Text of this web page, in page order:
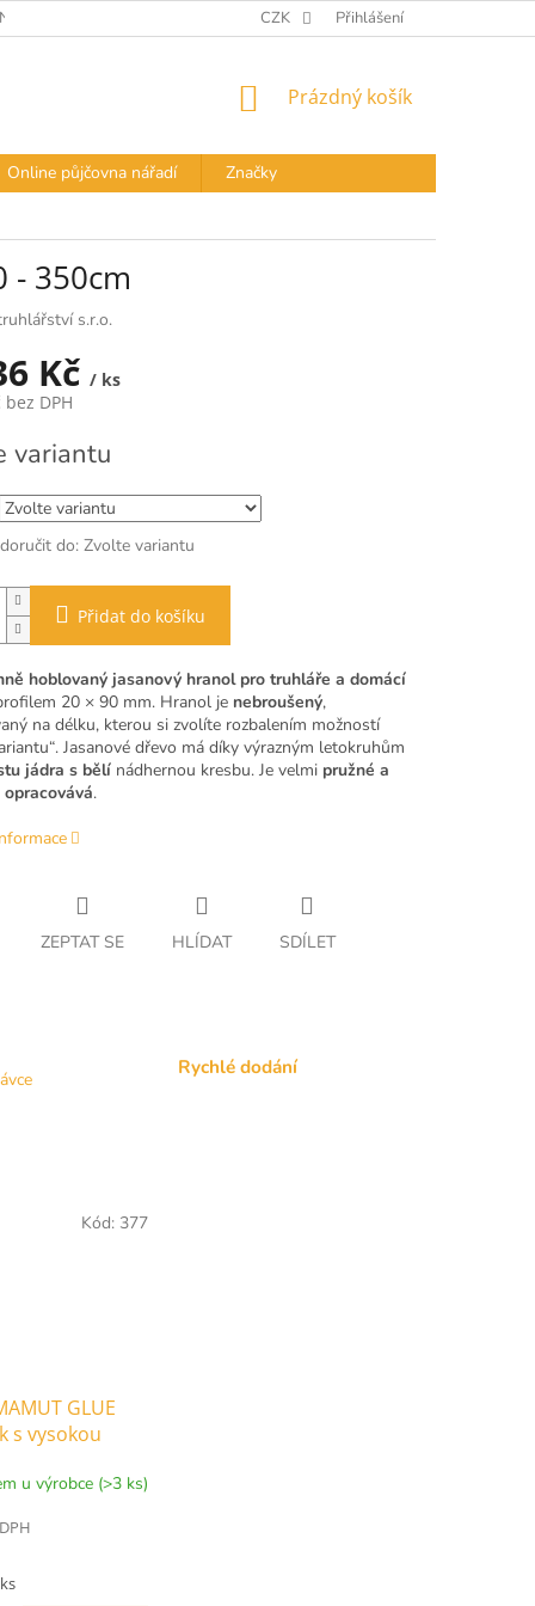
PODMÍNKY DOPRAVA A PLATBA PODMÍNKY OCHRANY
CZK Přihlášení
NÁKUPNÍ
Prázdný košík
Online půjčovna nářadí
Značky
- 350cm
s.r.o.
Kč / ks
bez DPH
variantu
do: Zvolte variantu
Přidat do košíku
hoblovaný jasanový hranol pro truhláře a domácí
20 × 90 mm. Hranol je nebroušený,
na délku, kterou si zvolíte rozbalením možností
Jasanové dřevo má díky výrazným letokruhům
jádra s bělínádhernou kresbu. Je velmi pružné a
.
ZEPTAT SE HLÍDAT SDÍLET
Rychlé dodání
GLUE
s vysokou
u výrobce (>3 ks)
Kód: 377